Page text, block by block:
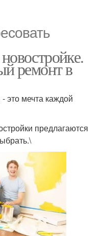
ремонт в
это мечта каждой
предлагаются